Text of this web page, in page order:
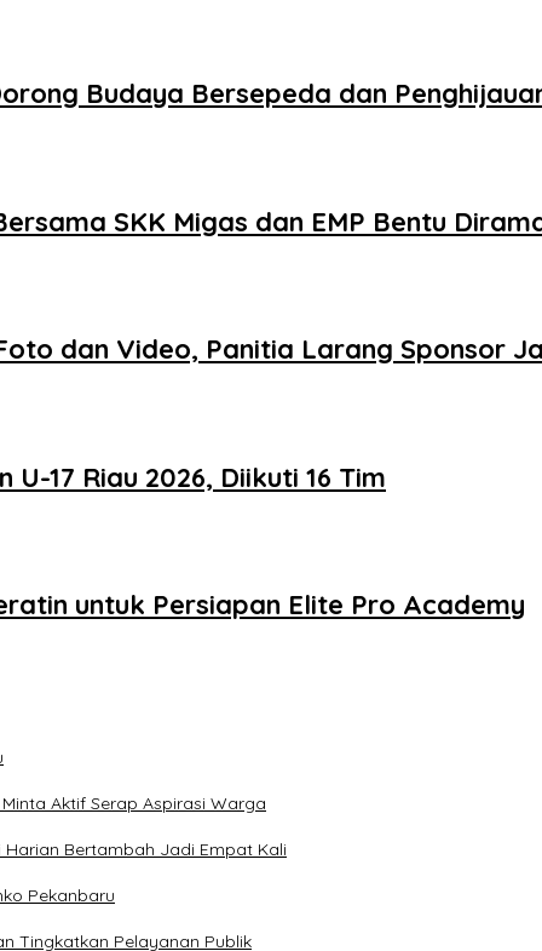
Budaya Bersepeda dan
SKK Migas dan EMP Bentu
dan Video, Panitia Larang Sponsor
17 Riau 2026, Diikuti 16 Tim
untuk Persiapan Elite Pro Academy
Aktif Serap Aspirasi Warga
Bertambah Jadi Empat Kali
Pekanbaru
Tingkatkan Pelayanan Publik